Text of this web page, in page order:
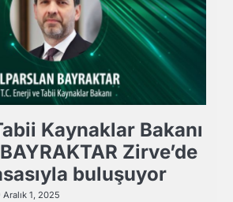
Kaynaklar Bakanı
Zirve’de
buluşuyor
Aralık 1, 2025